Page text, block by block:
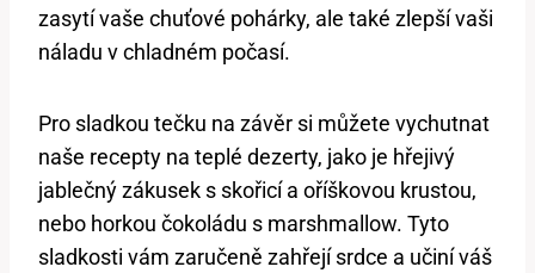
zasytí vaše chuťové pohárky, ale také zlepší vaši
náladu v chladném počasí.
Pro sladkou tečku na závěr si můžete vychutnat
naše recepty na teplé dezerty, jako je hřejivý
jablečný zákusek s skořicí a oříškovou krustou,
nebo horkou čokoládu s marshmallow. Tyto
sladkosti vám zaručeně zahřejí srdce a učiní váš